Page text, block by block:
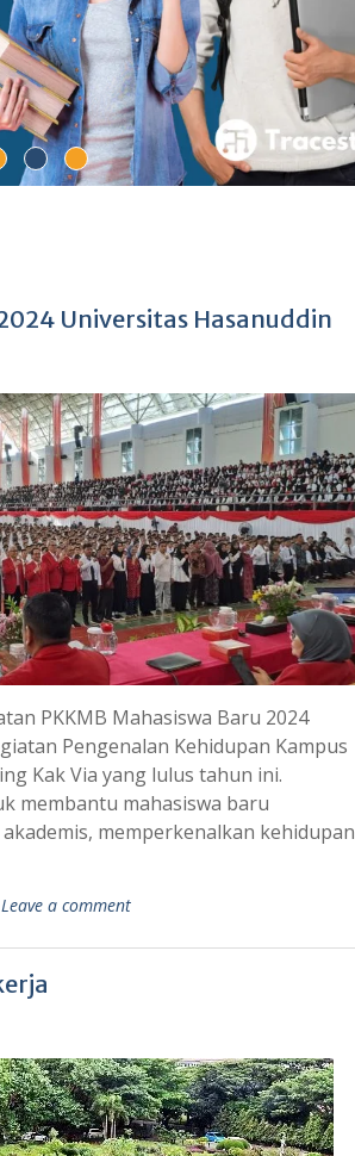
Universitas Hasanuddin
PKKMB Mahasiswa Baru 2024
Pengenalan Kehidupan Kampus
Kak Via yang lulus tahun ini.
membantu mahasiswa baru
memperkenalkan kehidupan
Leave a comment